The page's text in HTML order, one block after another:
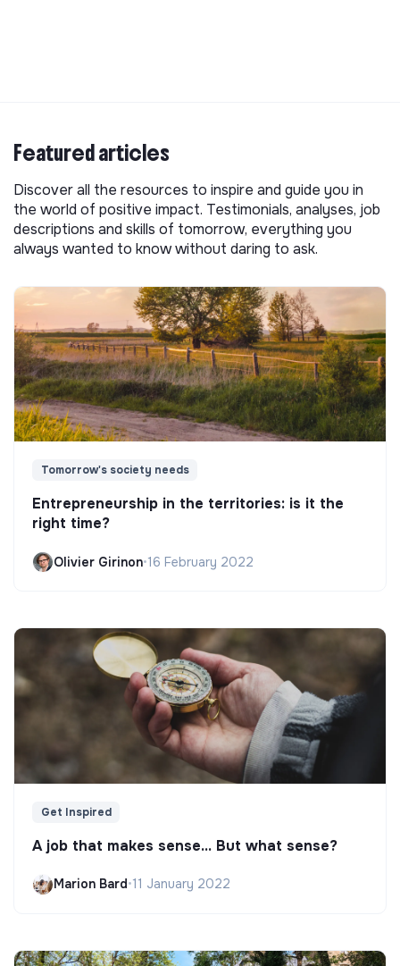
Featured articles
Discover all the resources to inspire and guide you in
the world of positive impact. Testimonials, analyses, job
descriptions and skills of tomorrow, everything you
always wanted to know without daring to ask.
Tomorrow's society needs
Entrepreneurship in the territories: is it the
right time?
Olivier Girinon•16 February 2022
Get Inspired
A job that makes sense... But what sense?
Marion Bard•11 January 2022